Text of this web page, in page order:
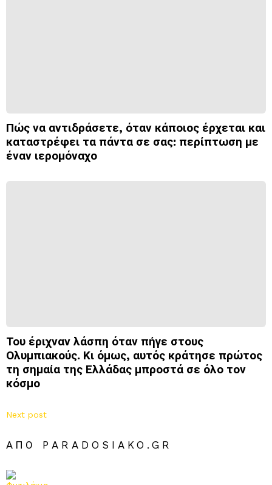
Πώς να αντιδράσετε, όταν κάποιος έρχεται και
καταστρέφει τα πάντα σε σας: περίπτωση με
έναν ιερομόναχο
Του έριχναν λάσπη όταν πήγε στους
Ολυμπιακούς. Κι όμως, αυτός κράτησε πρώτος
τη σημαία της Ελλάδας μπροστά σε όλο τον
κόσμο
Next post
ΑΠΌ PARADOSIAKO.GR